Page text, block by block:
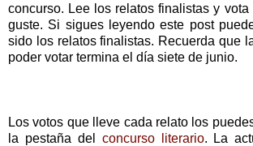
concurso. Lee los relatos finalistas y
guste. Si sigues leyendo este post
sido los relatos finalistas. Recuerda que
poder votar termina el día siete de junio.
Los votos que lleve cada relato los
la pestaña del concurso literario. La